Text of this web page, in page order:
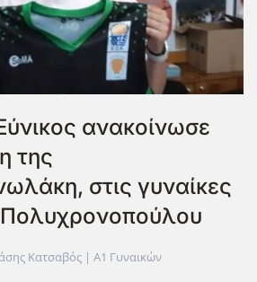
ανακοίνωσε
της
στις γυναίκες
Πολυχρονοπούλου
Κατσαβός | Α1 Γυναικών